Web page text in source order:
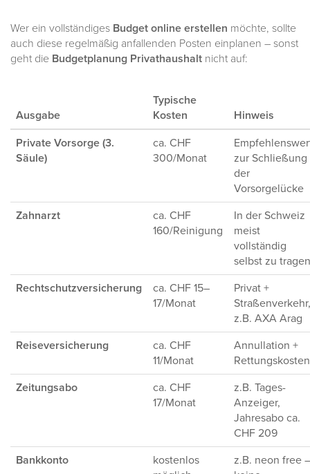
Wer ein vollständiges Budget online erstellen möchte, sollte
auch diese regelmäßig anfallenden Posten einplanen – sonst
geht die Budgetplanung Privathaushalt nicht auf:
Ausgabe
Typische
Kosten
Hinweis
Private Vorsorge (3.
Säule)
ca. CHF
300/Monat
zur Schließung
der
Vorsorgelücke
Zahnarzt
ca. CHF
160/Reinigung
In der Schweiz
meist
vollständig
selbst zu tragen
Rechtschutzversicherung
ca. CHF 15–
17/Monat
Privat +
Straßenverkehr,
z.B. AXA Arag
Reiseversicherung
ca. CHF
11/Monat
Annullation +
Rettungskosten
Zeitungsabo
ca. CHF
17/Monat
z.B. Tages-
Anzeiger,
Jahresabo ca.
CHF 209
Bankkonto
kostenlos
z.B. neon free –